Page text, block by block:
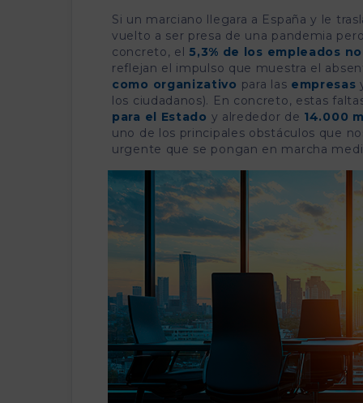
Si un marciano llegara a España y le
vuelto a ser presa de una pandemia
concreto, el 5,3% de los empleados
reflejan el impulso que muestra el
como organizativo para las empresas
los ciudadanos). En concreto, estas
para el Estado y alrededor de 14.000
uno de los principales obstáculos que
urgente que se pongan en marcha